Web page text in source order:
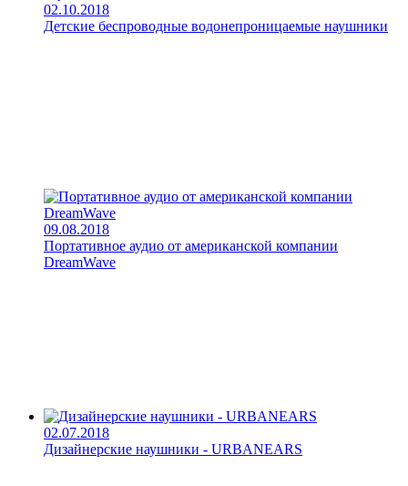
02.10.2018
Детские беспроводные водонепроницаемые наушники
09.08.2018
Портативное аудио от американской компании
DreamWave
02.07.2018
Дизайнерские наушники - URBANEARS